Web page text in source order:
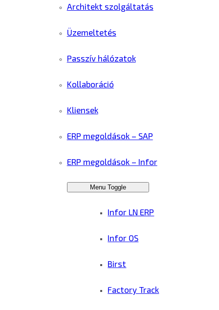
Architekt szolgáltatás
Üzemeltetés
Passzív hálózatok
Kollaboráció
Kliensek
ERP megoldások – SAP
ERP megoldások – Infor
Menu Toggle
Infor LN ERP
Infor OS
Birst
Factory Track